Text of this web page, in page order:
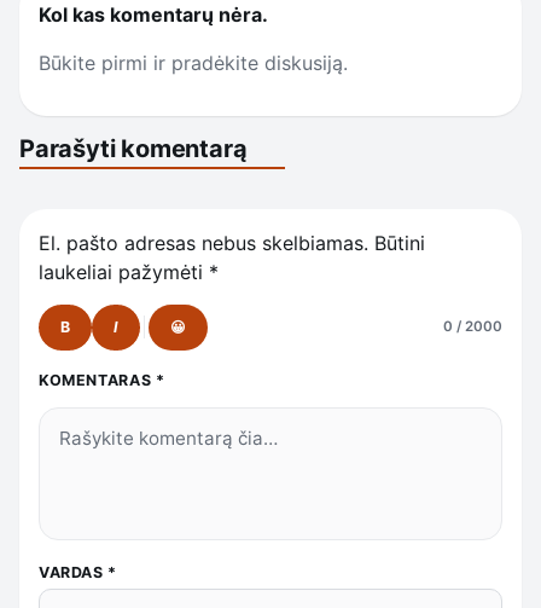
Kol kas komentarų nėra.
Būkite pirmi ir pradėkite diskusiją.
Parašyti komentarą
El. pašto adresas nebus skelbiamas. Būtini
laukeliai pažymėti *
B I 😀 0 / 2000
KOMENTARAS *
VARDAS *